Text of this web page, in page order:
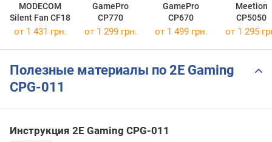
MODECOM
Silent Fan CF18
GamePro
CP770
GamePro
CP670
Meetion
CP5050
от 1 431 грн. от 1 299 грн. от 1 499 грн. от 1 295
Полезные материалы по 2E Gaming
CPG-011
Инструкция 2E Gaming CPG-011